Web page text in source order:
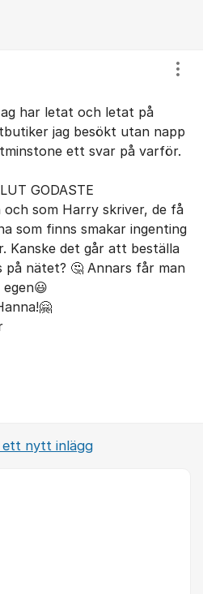
har letat och letat på
jag besökt utan napp
ett svar på varför.
GODASTE
och som Harry skriver, de få
som finns smakar ingenting
Kanske det går att beställa
på nätet? 🤔 Annars får man
ett nytt inlägg